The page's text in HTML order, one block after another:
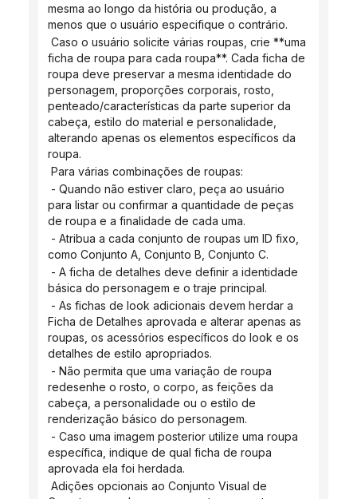
mesma ao longo da história ou produção, a
menos que o usuário especifique o contrário.
ficha de roupa para cada roupa**. Cada ficha de
roupa deve preservar a mesma identidade do
personagem, proporções corporais, rosto,
penteado/características da parte superior da
cabeça, estilo do material e personalidade,
alterando apenas os elementos específicos da
roupa.
Para várias combinações de roupas:
para listar ou confirmar a quantidade de peças
de roupa e a finalidade de cada uma.
como Conjunto A, Conjunto B, Conjunto C.
básica do personagem e o traje principal.
Ficha de Detalhes aprovada e alterar apenas as
roupas, os acessórios específicos do look e os
detalhes de estilo apropriados.
redesenhe o rosto, o corpo, as feições da
cabeça, a personalidade ou o estilo de
renderização básico do personagem.
específica, indique de qual ficha de roupa
aprovada ela foi herdada.